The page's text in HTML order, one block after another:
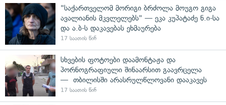
"საქართველომ მორიგი ბრძოლა მოუგო გიგა
ავალიანის მკვლელებს" — ეკა კუპატაძე ნ.ი-სა
და ა.ბ-ს დაკავებას ეხმაურება
17 საათის წინ
სხვების ფოტოები დაამონტაჟა და
პორნოგრაფიული შინაარსით გაავრცელა
— თბილისში არასრულწლოვანი დააკავეს
17 საათის წინ